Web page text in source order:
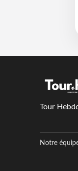
Tour
Notre